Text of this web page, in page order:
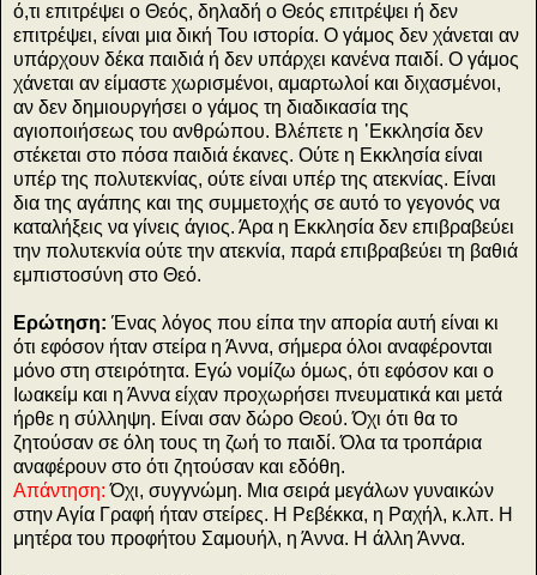
ό,τι επιτρέψει ο Θεός, δηλαδή ο Θεός επιτρέψει ή δεν
επιτρέψει, είναι μια δική Του ιστορία. Ο γάμος δεν χάνεται αν
υπάρχουν δέκα παιδιά ή δεν υπάρχει κανένα παιδί. Ο γάμος
χάνεται αν είμαστε χωρισμένοι, αμαρτωλοί και διχασμένοι,
αν δεν δημιουργήσει ο γάμος τη διαδικασία της
αγιοποιήσεως του ανθρώπου. Βλέπετε η ᾽Εκκλησία δεν
στέκεται στο πόσα παιδιά έκανες. Ούτε η Εκκλησία είναι
υπέρ της πολυτεκνίας, ούτε είναι υπέρ της ατεκνίας. Είναι
δια της αγάπης και της συμμετοχής σε αυτό το γεγονός να
καταλήξεις να γίνεις άγιος. Άρα η Εκκλησία δεν επιβραβεύει
την πολυτεκνία ούτε την ατεκνία, παρά επιβραβεύει τη βαθιά
εμπιστοσύνη στο Θεό.
Ερώτηση: Ένας λόγος που είπα την απορία αυτή είναι κι
ότι εφόσον ήταν στείρα η Άννα, σήμερα όλοι αναφέρονται
μόνο στη στειρότητα. Εγώ νομίζω όμως, ότι εφόσον και ο
Ιωακείμ και η Άννα είχαν προχωρήσει πνευματικά και μετά
ήρθε η σύλληψη. Είναι σαν δώρο Θεού. Όχι ότι θα το
ζητούσαν σε όλη τους τη ζωή το παιδί. Όλα τα τροπάρια
αναφέρουν στο ότι ζητούσαν και εδόθη.
Απάντηση:Όχι, συγγνώμη. Μια σειρά μεγάλων γυναικών
στην Αγία Γραφή ήταν στείρες. Η Ρεβέκκα, η Ραχήλ, κ.λπ. Η
μητέρα του προφήτου Σαμουήλ, η Άννα. Η άλλη Άννα.